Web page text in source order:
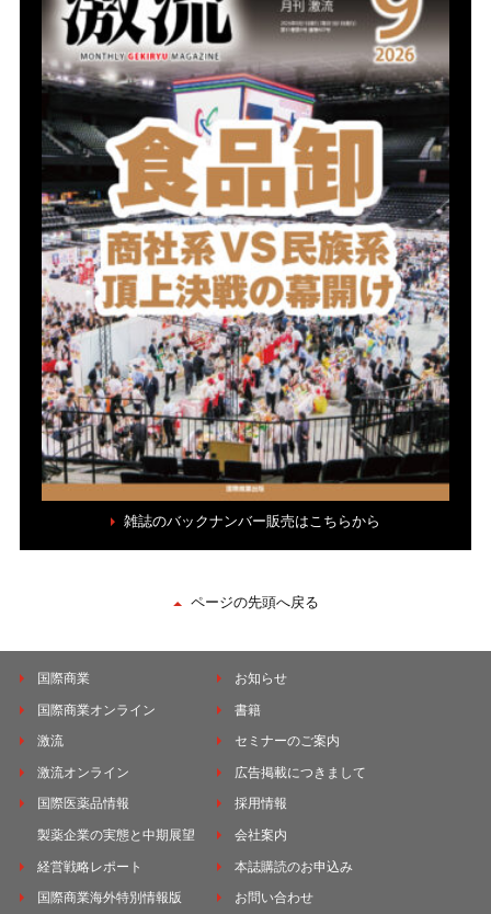
雑誌のバックナンバー販売はこちらから
ページの先頭へ戻る
国際商業
国際商業オンライン
激流
激流オンライン
国際医薬品情報
製薬企業の実態と中期展望
経営戦略レポート
国際商業海外特別情報版
お知らせ
書籍
セミナーのご案内
広告掲載につきまして
採用情報
会社案内
本誌購読のお申込み
お問い合わせ